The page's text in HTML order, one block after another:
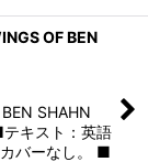
OF BEN
SHAHN
キスト：英語
バーなし。 ■